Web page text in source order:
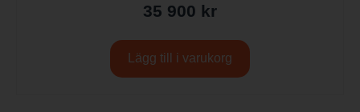
35 900 kr
Lägg till i varukorg